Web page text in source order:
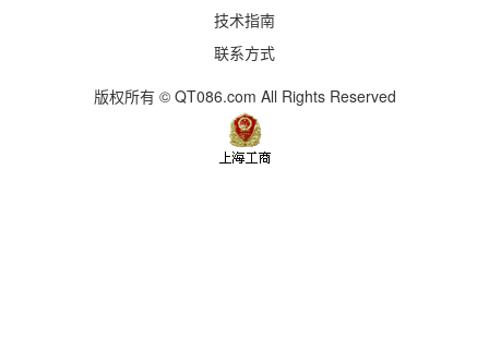
技术指南
联系方式
版权所有 © QT086.com All Rights Reserved